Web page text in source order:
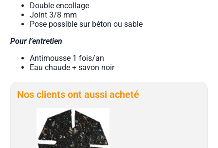
Double encollage
Joint 3/8 mm
Pose possible sur béton ou sable
Pour l’entretien
Antimousse 1 fois/an
Eau chaude + savon noir
Nos clients ont aussi acheté